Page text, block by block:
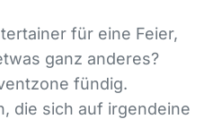
für eine Feier,
ganz anderes?
fündig.
die sich auf irgendeine